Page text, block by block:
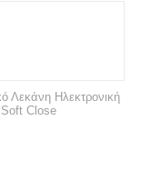
Λεκάνη Ηλεκτρονική
Close